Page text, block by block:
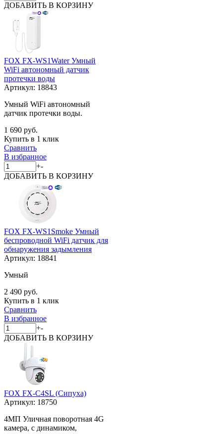
ДОБАВИТЬ В КОРЗИНУ
FOX FX-WS1Water Умный
WiFi автономный датчик
протечки воды
Артикул: 18843
Умный WiFi автономный
датчик протечки воды.
1 690 руб.
Купить в 1 клик
Сравнить
В избранное
+-
ДОБАВИТЬ В КОРЗИНУ
FOX FX-WS1Smoke Умный
беспроводной WiFi датчик для
обнаружения задымления
Артикул: 18841
Умный
2 490 руб.
Купить в 1 клик
Сравнить
В избранное
+-
ДОБАВИТЬ В КОРЗИНУ
FOX FX-C4SL (Сипуха)
Артикул: 18750
4МП Уличная поворотная 4G
камера, с динамиком,